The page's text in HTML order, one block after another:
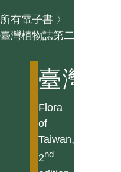
所有電子書 〉
臺灣植物誌第二版
臺灣植
Flora
of
Taiwan,
2nd